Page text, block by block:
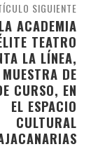
SIGUIENTE
LA ACADEMIA
TEATRO
LA LÍNEA,
DE
CURSO, EN
EL ESPACIO
CULTURAL